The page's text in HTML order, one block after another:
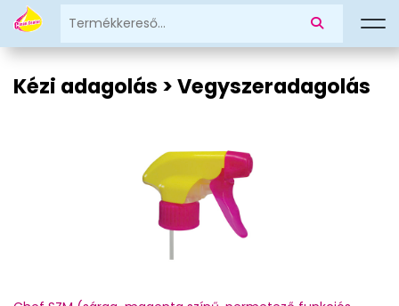
Kézi adagolás > Vegyszeradagolás